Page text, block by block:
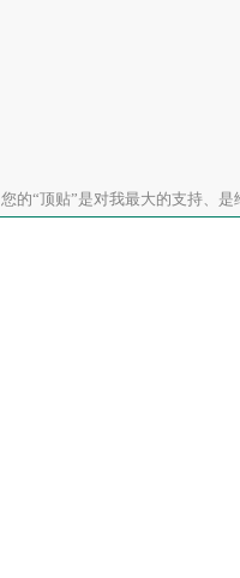
您的“顶贴”是对我最大的支持、